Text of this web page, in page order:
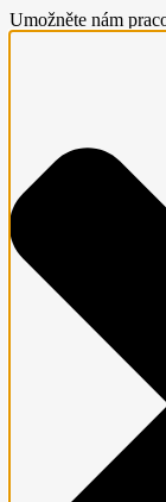
Umožněte nám